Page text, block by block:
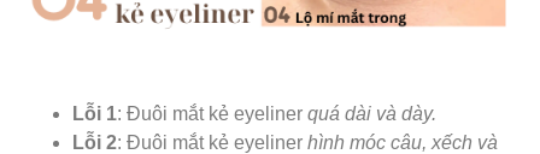
Lỗi 1: Đuôi mắt kẻ eyeliner quá dài và dày.
Lỗi 2: Đuôi mắt kẻ eyeliner hình móc câu, xếch và